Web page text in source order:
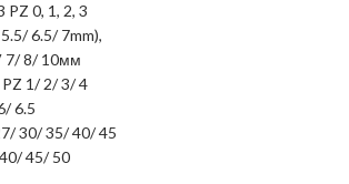
PZ 0, 1, 2, 3
6.5/ 7mm),
7/ 8/ 10мм
1/ 2/ 3/ 4
6.5
30/ 35/ 40/ 45
45/ 50